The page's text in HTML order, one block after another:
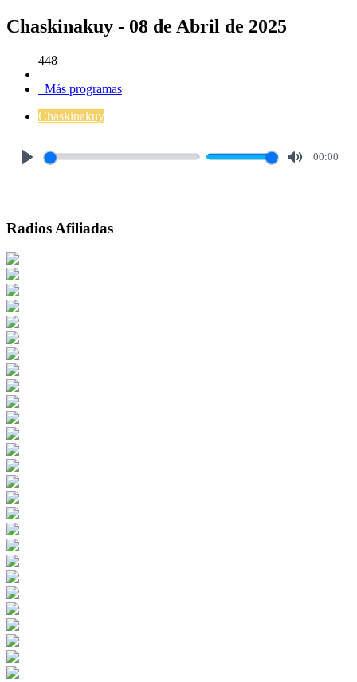
Chaskinakuy - 08 de Abril de 2025
448
Más programas
Chaskinakuy
00:00
Radios Afiliadas